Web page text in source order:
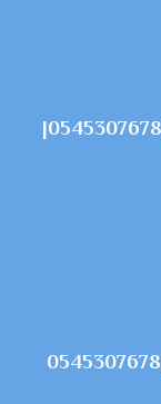
شركة مكافحة الحمام في العين |0545307678|